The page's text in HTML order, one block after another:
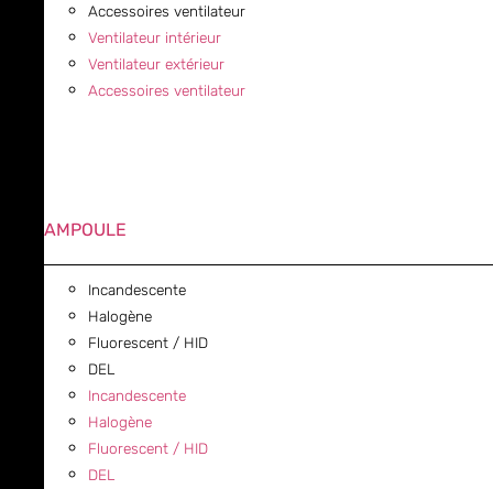
Accessoires ventilateur
Ventilateur intérieur
Ventilateur extérieur
Accessoires ventilateur
AMPOULE
Incandescente
Halogène
Fluorescent / HID
DEL
Incandescente
Halogène
Fluorescent / HID
DEL